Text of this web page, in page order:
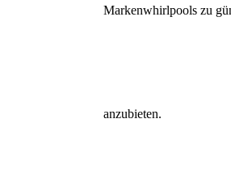
Markenwhirlpools zu
anzubieten.